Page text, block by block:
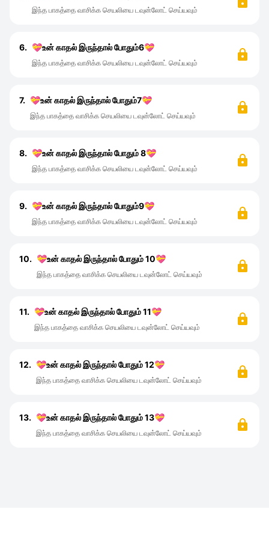
இந்த பாகத்தை வாசிக்க செயலியை டவுன்லோட் செய்யவும்
6. 💝உன் காதல் இருந்தால் போதும்6💝
இந்த பாகத்தை வாசிக்க செயலியை டவுன்லோட் செய்யவும்
7. 💝உன் காதல் இருந்தால் போதும்7💝
இந்த பாகத்தை வாசிக்க செயலியை டவுன்லோட் செய்யவும்
8. 💝உன் காதல் இருந்தால் போதும் 8💝
இந்த பாகத்தை வாசிக்க செயலியை டவுன்லோட் செய்யவும்
9. 💝உன் காதல் இருந்தால் போதும்9💝
இந்த பாகத்தை வாசிக்க செயலியை டவுன்லோட் செய்யவும்
10. 💝உன் காதல் இருந்தால் போதும் 10💝
இந்த பாகத்தை வாசிக்க செயலியை டவுன்லோட் செய்யவும்
11. 💝உன் காதல் இருந்தால் போதும் 11💝
இந்த பாகத்தை வாசிக்க செயலியை டவுன்லோட் செய்யவும்
12. 💝உன் காதல் இருந்தால் போதும் 12💝
இந்த பாகத்தை வாசிக்க செயலியை டவுன்லோட் செய்யவும்
13. 💝உன் காதல் இருந்தால் போதும் 13💝
இந்த பாகத்தை வாசிக்க செயலியை டவுன்லோட் செய்யவும்